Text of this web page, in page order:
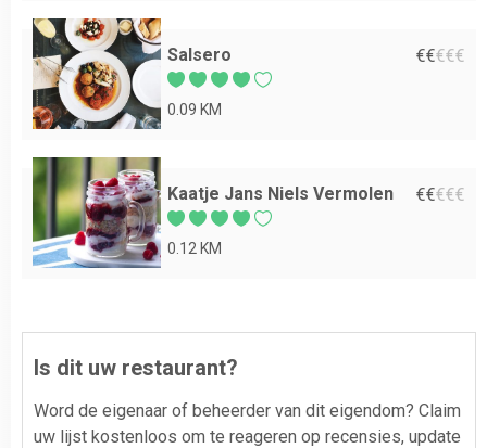
Salsero €€€€€
0.09 KM
Kaatje Jans Niels Vermolen €€€€€
0.12 KM
Is dit uw restaurant?
Word de eigenaar of beheerder van dit eigendom? Claim
uw lijst kostenloos om te reageren op recensies, update